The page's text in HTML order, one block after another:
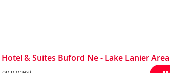
& Suites Buford Ne - Lake Lanier Area